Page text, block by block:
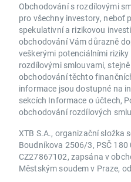
Obchodování s rozdílovými
pro všechny investory, neboť
spekulativní a rizikovou
obchodování Vám důrazně
veškerými potenciálními
rozdílovými smlouvami,
obchodování těchto
informace jsou dostupné na
sekcích Informace o účtech,
obchodování rozdílových
XTB S.A., organizační složka
Boudníkova 2506/3, PSČ 180
CZ27867102, zapsána v
Městským soudem v Praze,